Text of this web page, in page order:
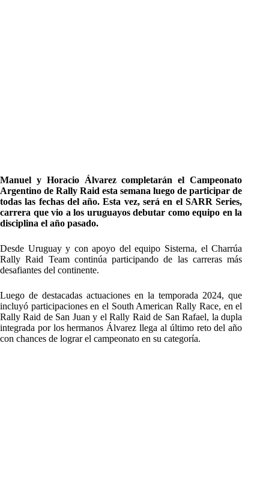
Manuel y Horacio Álvarez completarán el Campeonato
Argentino de Rally Raid esta semana luego de participar de
todas las fechas del año. Esta vez, será en el SARR Series,
carrera que vio a los uruguayos debutar como equipo en la
disciplina el año pasado.
Desde Uruguay y con apoyo del equipo Sisterna, el Charrúa
Rally Raid Team continúa participando de las carreras más
desafiantes del continente.
Luego de destacadas actuaciones en la temporada 2024, que
incluyó participaciones en el South American Rally Race, en el
Rally Raid de San Juan y el Rally Raid de San Rafael, la dupla
integrada por los hermanos Álvarez llega al último reto del año
con chances de lograr el campeonato en su categoría.